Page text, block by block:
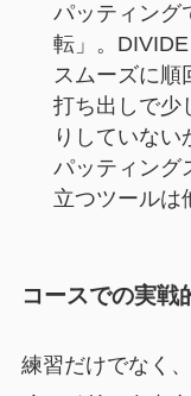
パッティング
転」。
スムーズに順
打ち出しで少
りしていない
パッティング
立つツールは
コースでの実戦
練習だけでなく